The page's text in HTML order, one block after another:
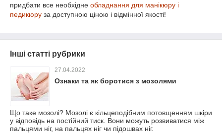
придбати все необхідне обладнання для манікюру і
педикюру за доступною ціною і відмінної якості!
Інші статті рубрики
27.04.2022
Ознаки та як боротися з мозолями
Що таке мозолі? Мозолі є кільцеподібним потовщенням шкіри
у відповідь на постійний тиск. Вони можуть розвиватися між
пальцями ніг, на пальцях ніг чи підошвах ніг.